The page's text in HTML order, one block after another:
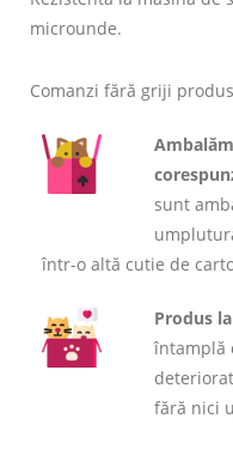
microunde.
Comanzi fără griji
sunt
într-o altă cutie de
Produs
întamplă
fără nici